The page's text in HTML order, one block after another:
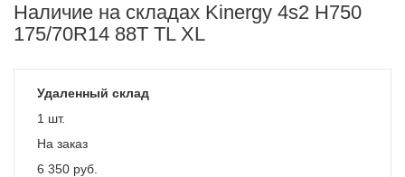
Наличие на складах Kinergy 4s2 H750
175/70R14 88T TL XL
Удаленный склад
1 шт.
На заказ
6 350 руб.